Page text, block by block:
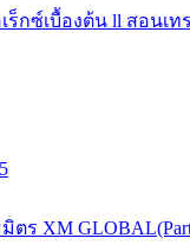
เร็กซ์เบื้องต้น ll สอน
XM